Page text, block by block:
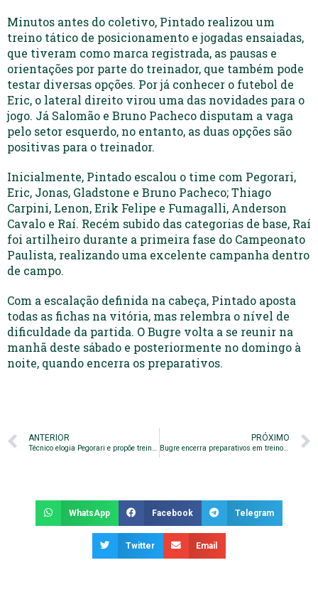
Minutos antes do coletivo, Pintado realizou um
treino tático de posicionamento e jogadas ensaiadas,
que tiveram como marca registrada, as pausas e
orientações por parte do treinador, que também pode
testar diversas opções. Por já conhecer o futebol de
Eric, o lateral direito virou uma das novidades para o
jogo. Já Salomão e Bruno Pacheco disputam a vaga
pelo setor esquerdo, no entanto, as duas opções são
positivas para o treinador.
Inicialmente, Pintado escalou o time com Pegorari,
Eric, Jonas, Gladstone e Bruno Pacheco; Thiago
Carpini, Lenon, Erik Felipe e Fumagalli, Anderson
Cavalo e Raí. Recém subido das categorias de base, Raí
foi artilheiro durante a primeira fase do Campeonato
Paulista, realizando uma excelente campanha dentro
de campo.
Com a escalação definida na cabeça, Pintado aposta
todas as fichas na vitória, mas relembra o nível de
dificuldade da partida. O Bugre volta a se reunir na
manhã deste sábado e posteriormente no domingo à
noite, quando encerra os preparativos.
ANTERIOR
Técnico elogia Pegorari e propõe treino noturno
PRÓXIMO
Bugre encerra preparativos em treino noturno
WhatsApp Facebook Telegram
Twitter Email